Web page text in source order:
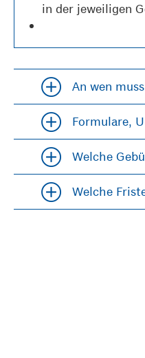
in der jeweiligen
Accordion öfffnen
An wen
Accordion öfffnen
Formulare,
Accordion öfffnen
Welche
Accordion öfffnen
Welche